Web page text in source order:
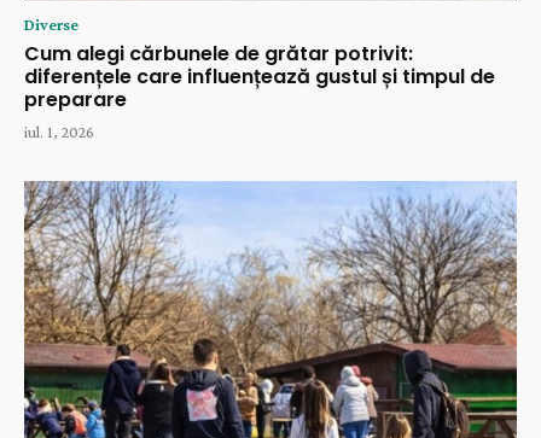
Diverse
Cum alegi cărbunele de grătar potrivit:
diferențele care influențează gustul și timpul de
preparare
iul. 1, 2026